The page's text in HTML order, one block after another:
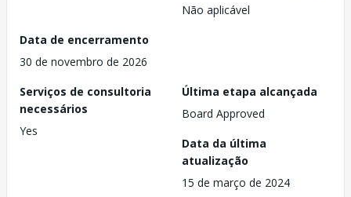
Não aplicável
Data de encerramento
30 de novembro de 2026
Serviços de consultoria
necessários
Yes
Última etapa alcançada
Board Approved
Data da última
atualização
15 de março de 2024